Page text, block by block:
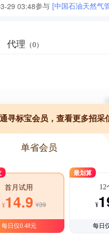
29 03:48参与 [中国石油天然气
代理 （0）
寻标宝会员，查看更多招采
单省会员
首月试用
¥14.9 ¥39
每日仅0.48元
最划算
12
¥
每日